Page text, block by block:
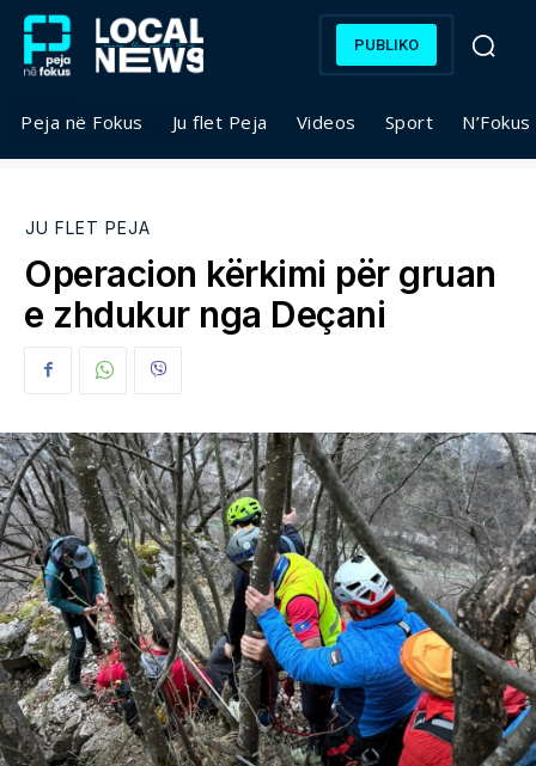
PUBLIKO
Peja në Fokus Ju flet Peja Videos Sport
JU FLET PEJA
Operacion kërkimi për gruan
e zhdukur nga Deçani